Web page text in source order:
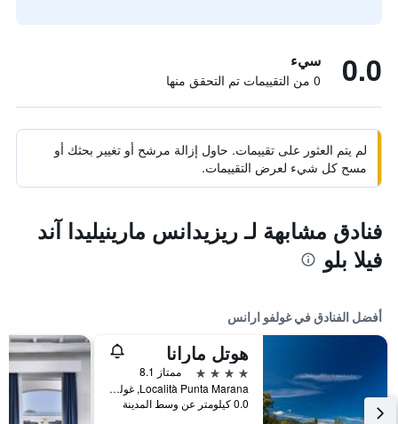
0.0 سيء
0 من التقييمات تم التحقق منها
لم يتم العثور على تقييمات. حاول إزالة مرشح أو تغيير بحثك أو
مسح كل شيء لعرض التقييمات.
فنادق مشابهة لـ ريزيدانس مارينيليدا آند
فيلا بلو
أفضل الفنادق في غولفو ارانس
هوتل مارانا
4 نجوم
ممتاز 8.1
Località Punta Marana, غولفو ارانس, سردينيا, إيطاليا
0.0 كيلومتر عن وسط المدينة